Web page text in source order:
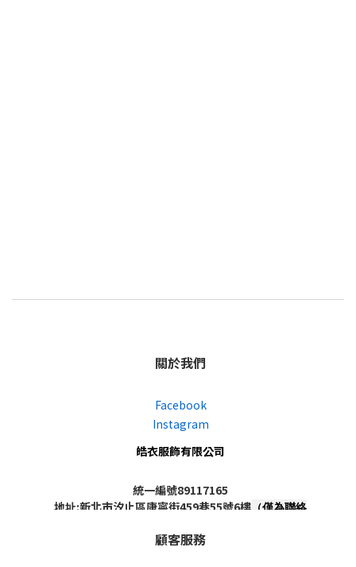
關於我們
Facebook
Instagram
皓衣服飾有限公司
統一編號89117165
地址:新北市汐止區康寧街459巷55號6樓 （僅為聯絡
顧客服務